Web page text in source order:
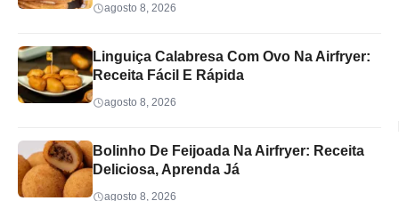
agosto 8, 2026
Linguiça Calabresa Com Ovo Na Airfryer:
Receita Fácil E Rápida
agosto 8, 2026
Bolinho De Feijoada Na Airfryer: Receita
Deliciosa, Aprenda Já
agosto 8, 2026